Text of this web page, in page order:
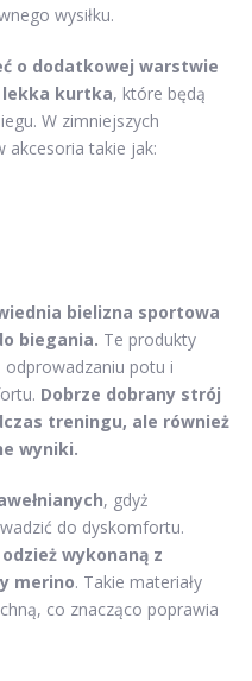
wysiłku.
o dodatkowej warstwie
lekka kurtka, które będą
W zimniejszych
akcesoria takie jak:
bielizna sportowa
biegania. Te produkty
odprowadzaniu potu i
Dobrze dobrany strój
treningu, ale również
wyniki.
, gdyż
do dyskomfortu.
wykonaną z
merino. Takie materiały
co znacząco poprawia